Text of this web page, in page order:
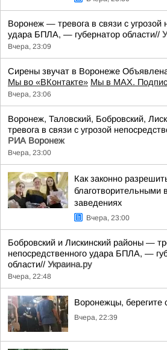
Воронеж — тревога в связи с угрозой
удара БПЛА, — губернатор области//
Вчера, 23:09
Сирены звучат в Воронеже
Мы во «ВКонтакте» Мы в MAX.
Вчера, 23:06
Воронеж, Таловский, Бобровский,
тревога в связи с угрозой
РИА Воронеж
Вчера, 23:00
Как законно
благотворительными
заведениях
Вчера, 23:00
Бобровский и Лискинский районы —
непосредственного удара БПЛА, —
области// Украина.ру
Вчера, 22:48
Воронежцы, берегите
Вчера, 22:39